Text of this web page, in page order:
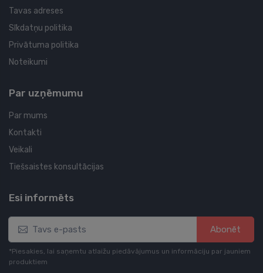
Tavas adreses
Sīkdatņu politika
Privātuma politika
Noteikumi
Par uzņēmumu
Par mums
Kontakti
Veikali
Tiešsaistes konsultācijas
Esi informēts
Abonēt
*Piesakies, lai saņemtu atlaižu piedāvājumus un informāciju par jauniem
produktiem